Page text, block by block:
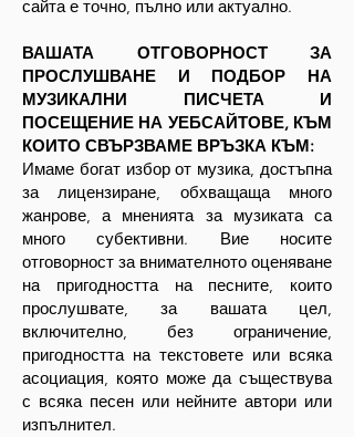
сайта е точно, пълно или актуално.
ВАШАТА ОТГОВОРНОСТ ЗА
ПРОСЛУШВАНЕ И ПОДБОР НА
МУЗИКАЛНИ ПИСЧЕТА И
ПОСЕЩЕНИЕ НА УЕБСАЙТОВЕ, КЪМ
КОИТО СВЪРЗВАМЕ ВРЪЗКА КЪМ:
Имаме богат избор от музика, достъпна
за лицензиране, обхващаща много
жанрове, а мненията за музиката са
много субективни. Вие носите
отговорност за внимателното оценяване
на пригодността на песните, които
прослушвате, за вашата цел,
включително, без ограничение,
пригодността на текстовете или всяка
асоциация, която може да съществува
с всяка песен или нейните автори или
изпълнител.